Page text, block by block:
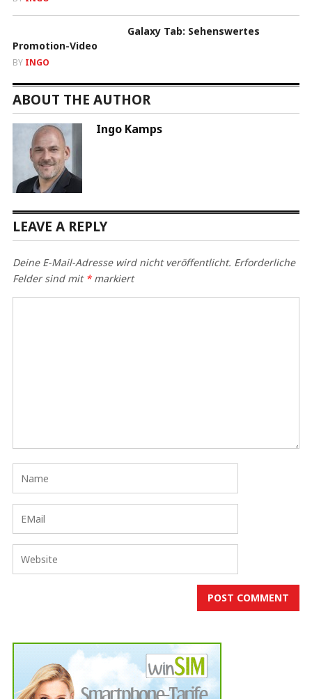
Galaxy Tab: Sehenswertes
Promotion-Video
BY INGO
ABOUT THE AUTHOR
Ingo Kamps
LEAVE A REPLY
Deine E-Mail-Adresse wird nicht veröffentlicht. Erforderliche
Felder sind mit *markiert